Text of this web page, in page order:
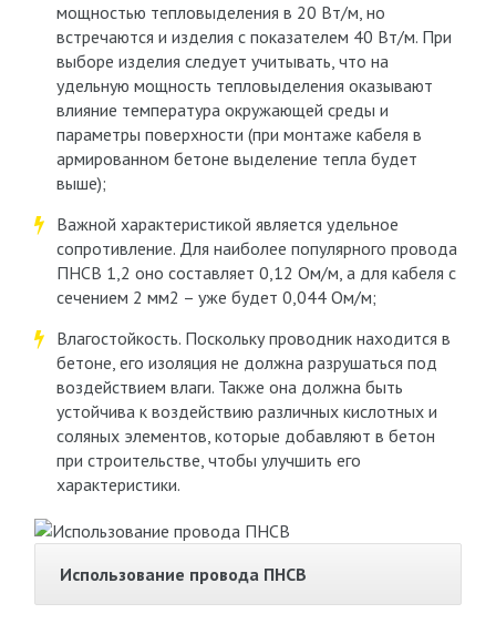
мощностью тепловыделения в 20 Вт/м, но
встречаются и изделия с показателем 40 Вт/м. При
выборе изделия следует учитывать, что на
удельную мощность тепловыделения оказывают
влияние температура окружающей среды и
параметры поверхности (при монтаже кабеля в
армированном бетоне выделение тепла будет
выше);
Важной характеристикой является удельное
сопротивление. Для наиболее популярного провода
ПНСВ 1,2 оно составляет 0,12 Ом/м, а для кабеля с
сечением 2 мм2 – уже будет 0,044 Ом/м;
Влагостойкость. Поскольку проводник находится в
бетоне, его изоляция не должна разрушаться под
воздействием влаги. Также она должна быть
устойчива к воздействию различных кислотных и
соляных элементов, которые добавляют в бетон
при строительстве, чтобы улучшить его
характеристики.
Использование провода ПНСВ